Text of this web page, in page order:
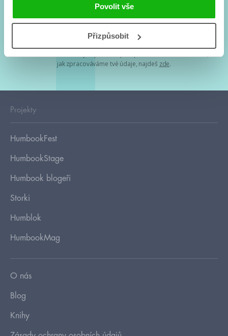
Povolit vše
Přizpůsobit
Tvá e-mailová adresa je u nás v bezpečí. Přečti si
jak zpracováváme tvé údaje, najdeš zde.
Projekty
HumbookFest
HumbookStage
Humbook blogeři
Storki
Humblok
HumbookMag
O nás
Blog
Knihy